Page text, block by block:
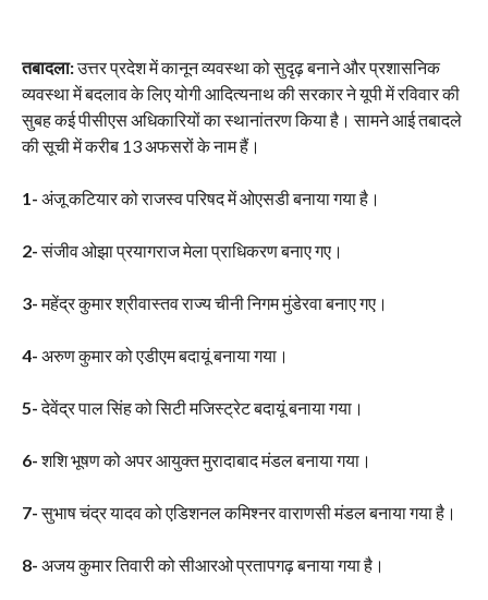
तबादला:उत्तर प्रदेश में कानून व्यवस्था को सुदृढ़ बनाने और प्रशासनिक
व्यवस्था में बदलाव के लिए योगी आदित्यनाथ की सरकार ने यूपी में रविवार की
सुबह कई पीसीएस अधिकारियों का स्थानांतरण किया है। सामने आई तबादले
की सूची में करीब 13 अफसरों के नाम हैं।
1- अंजू कटियार को राजस्व परिषद में ओएसडी बनाया गया है।
2-संजीव ओझा प्रयागराज मेला प्राधिकरण बनाए गए।
3-महेंद्र कुमार श्रीवास्तव राज्य चीनी निगम मुंडेरवा बनाए गए।
4- अरुण कुमार को एडीएम बदायूं बनाया गया।
5-देवेंद्र पाल सिंह को सिटी मजिस्ट्रेट बदायूं बनाया गया।
6-शशि भूषण को अपर आयुक्त मुरादाबाद मंडल बनाया गया।
7-सुभाष चंद्र यादव को एडिशनल कमिश्नर वाराणसी मंडल बनाया गया है।
8- अजय कुमार तिवारी को सीआरओ प्रतापगढ़ बनाया गया है।